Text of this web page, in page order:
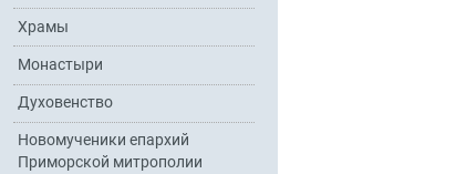
Храмы
Монастыри
Духовенство
Новомученики епархий
Приморской митрополии